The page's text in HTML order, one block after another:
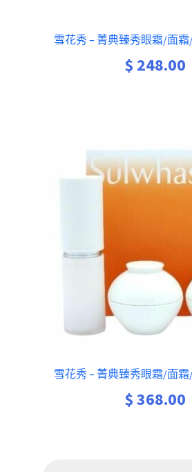
雪花秀 – 菁典臻秀眼霜/面
$ 248.00
雪花秀 – 菁典臻秀眼霜/面
$368.00